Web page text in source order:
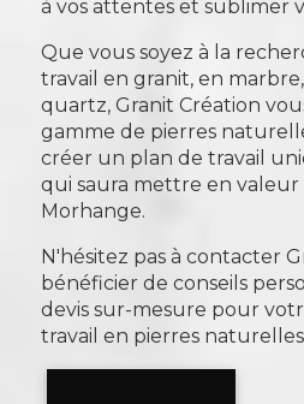
à vos attentes et sublimer
Que vous soyez à la
travail en granit, en
quartz, Granit Création
gamme de pierres
créer un plan de travail
qui saura mettre en valeur
Morhange.
N'hésitez pas à contacter
bénéficier de conseils
devis sur-mesure pour
travail en pierres